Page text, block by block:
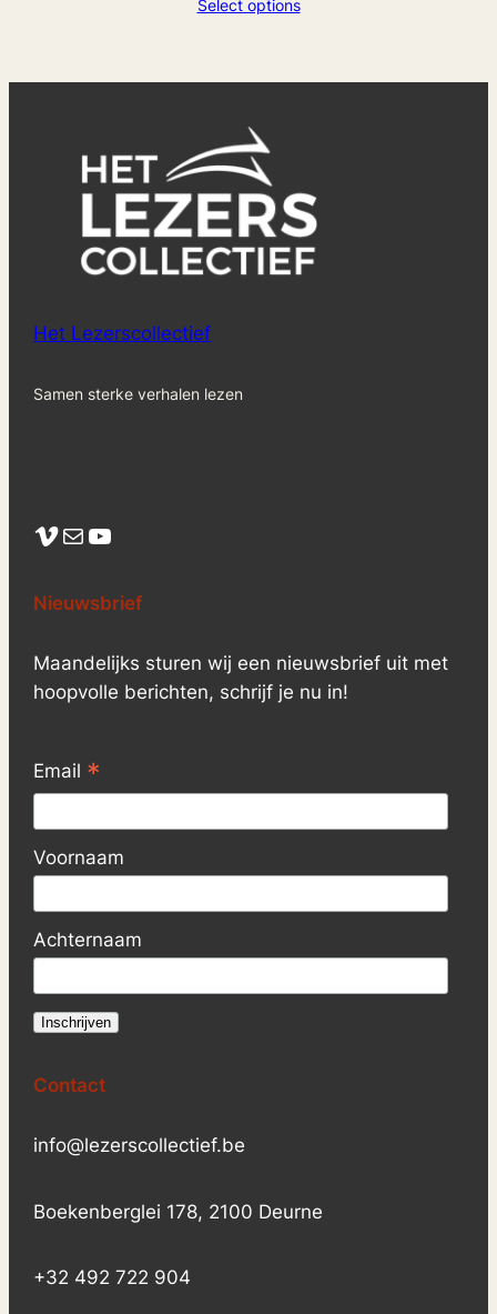
Select options
Het Lezerscollectief
Samen sterke verhalen lezen
Vimeo Mail YouTube
Nieuwsbrief
Maandelijks sturen wij een nieuwsbrief uit met
hoopvolle berichten, schrijf je nu in!
Email *
Voornaam
Achternaam
Contact
info@lezerscollectief.be
Boekenberglei 178, 2100 Deurne
+32 492 722 904